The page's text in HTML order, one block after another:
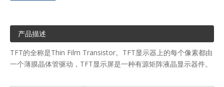
产品描述
TFT的全称是Thin Film Transistor。TFT显示器上的每个像素都由
一个薄膜晶体管驱动，TFT显示屏是一种有源矩阵液晶显示器件。